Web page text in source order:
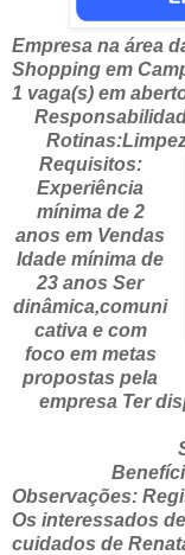
Empresa na área
Shopping em
1 vaga(s) em
Requisitos:
Experiência
mínima de 2
anos em Vendas
Idade mínima de
23 anos Ser
dinâmica,comuni
cativa e com
foco em metas
propostas pela
empresa Ter
Observações:
Os interessados
cuidados de